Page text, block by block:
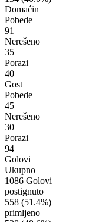
Domaćin
Pobede
91
Nerešeno
35
Porazi
40
Gost
Pobede
45
Nerešeno
30
Porazi
94
Golovi
Ukupno
1086 Golovi
postignuto
558 (51.4%)
primljeno